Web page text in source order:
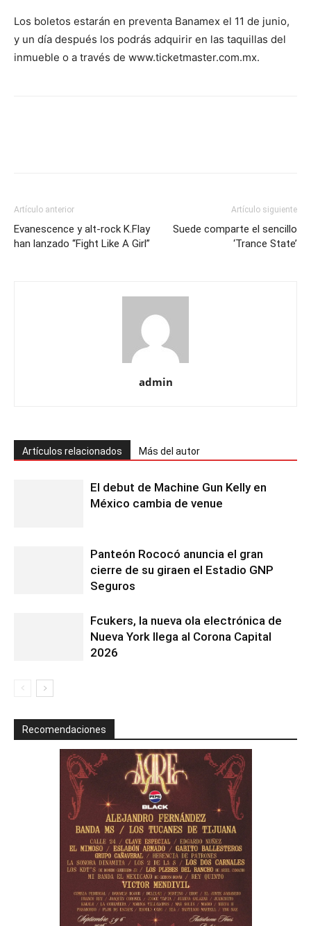
Los boletos estarán en preventa Banamex el 11 de junio,
y un día después los podrás adquirir en las taquillas del
inmueble o a través de www.ticketmaster.com.mx.
Artículo anterior
Evanescence y alt-rock K.Flay
han lanzado “Fight Like A Girl”
Artículo siguiente
Suede comparte el sencillo
‘Trance State’
admin
Artículos relacionados Más del autor
El debut de Machine Gun Kelly en
México cambia de venue
Panteón Rococó anuncia el gran
cierre de su giraen el Estadio GNP
Seguros
Fcukers, la nueva ola electrónica de
Nueva York llega al Corona Capital
2026
Recomendaciones